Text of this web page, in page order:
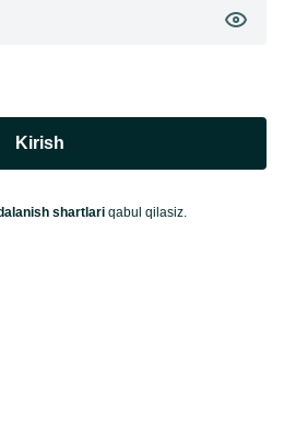
Kirish
shartlariqabul qilasiz.